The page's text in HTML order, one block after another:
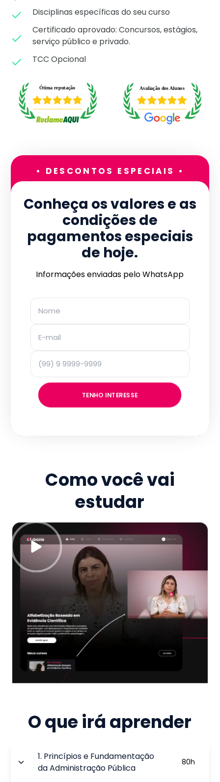
Disciplinas específicas do seu curso
Certificado aprovado: Concursos, estágios,
serviço público e privado.
TCC Opcional
• DESCONTOS ESPECIAIS •
Conheça os valores e as
condições de
pagamentos especiais
de hoje.
Informações enviadas pelo WhatsApp
TENHO INTERESSE
Como você vai
estudar
O que irá aprender
1. Princípios e Fundamentação
da Administração Pública
80h